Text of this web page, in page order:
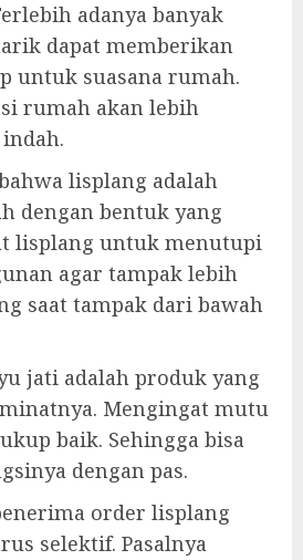
adanya banyak
dapat memberikan
untuk suasana rumah.
rumah akan lebih
lisplang adalah
dengan bentuk yang
lisplang untuk menutupi
agar tampak lebih
saat tampak dari bawah
jati adalah produk yang
Mengingat mutu
baik. Sehingga bisa
dengan pas.
order lisplang
selektif. Pasalnya